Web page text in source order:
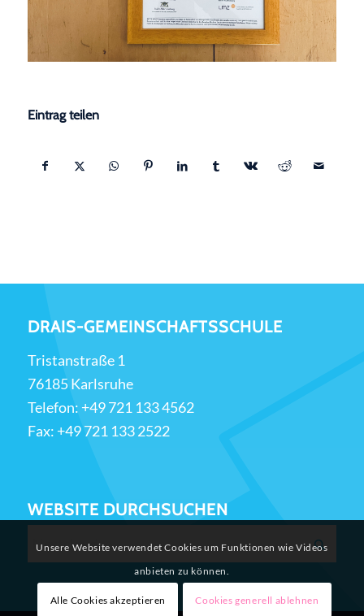
Eintrag teilen
DRAIS-GEMEINSCHAFTSSCHULE
Tristanstraße 1
76185 Karlsruhe
Telefon: +49 721 133 4562
Fax: +49 721 133 2522
WEBSITE DURCHSUCHEN
Unsere Website verwendet Cookies um Funktionen wie Videos
anbieten zu können.
Alle Cookies akzeptieren Cookies generell ablehnen